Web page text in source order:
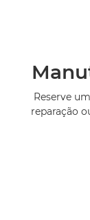
Reserve
reparação